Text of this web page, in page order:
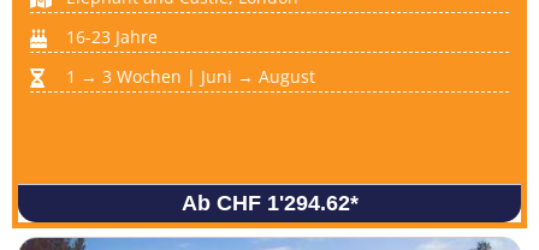
16-23 Jahre
1 → 3 Wochen | Juni → August
Ab CHF 1'294.62*